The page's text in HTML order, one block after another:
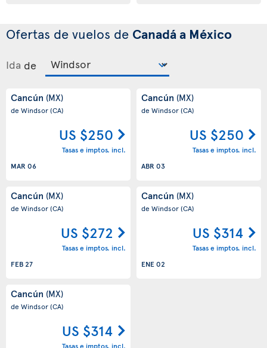
Ofertas de vuelos de Canadá a México
Ida de
Cancún (MX)
de Windsor(CA)
US $250
Tasas e imptos. incl.
MAR 06
Cancún (MX)
de Windsor(CA)
US $250
Tasas e imptos. incl.
ABR 03
Cancún (MX)
de Windsor(CA)
US $272
Tasas e imptos. incl.
FEB 27
Cancún (MX)
de Windsor(CA)
US $314
Tasas e imptos. incl.
ENE 02
Cancún (MX)
de Windsor(CA)
US $314
Tasas e imptos. incl.